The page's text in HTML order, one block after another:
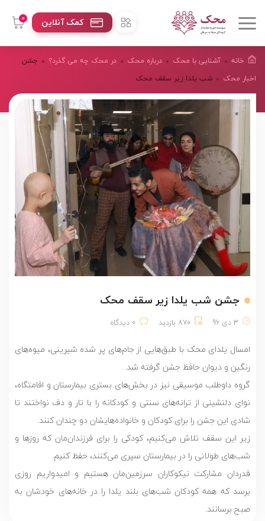
0 کمک آنلاین
خانه آشنایی با محک درباره محک
در محک چه می گذرد؟
اخبار محک
جشن
شب یلدا زیر سقف محک
جشن شب یلدا زیر سقف محک
3 دی 96 870 بازدید 0 دیدگاه
امسال یلدای محک با طبق‌هایی از جام‌های پر شده شیرینی، میوه‌های
رنگین و دیوان حافظ جشن گرفته شد.
گروه داوطلب موسیقی نیز در بخش‌های بستری بیمارستان و اقامتگاه،
نوای دلنشینی از ترانه‌های سنتی و کودکانه را با تار و دف نواختند تا
شادی این جشن را برای کودکان و خانواده‌هایشان دو چندان کنند.
زیر این سقف تلاش می‌کنیم، کودکی را برای فرزندان‌مان که روزها و
شب‌های طولانی را در بیمارستان سپری می‌کنند، حفظ کنیم.
قدردان مشارکت نیکوکاران سرزمین‌مان هستیم و امیدواریم روزی
برسد که همه کودکان شب‌های بلند یلدا را در خانه‌های خودشان به
صبح برسانند.